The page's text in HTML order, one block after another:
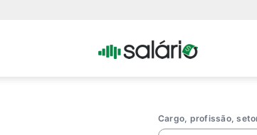
Portal
Cargo, profissão,